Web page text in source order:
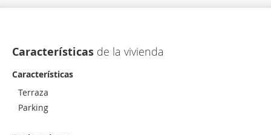
Características de la vivienda
Características
Terraza
Parking